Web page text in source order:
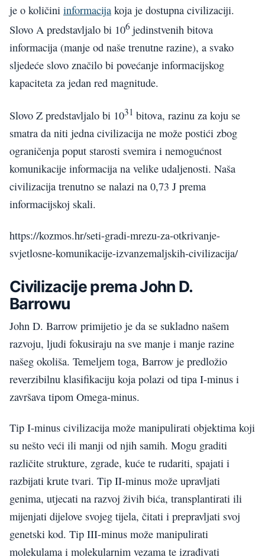
je o količini informacija koja je dostupna civilizaciji.
Slovo A predstavljalo bi 106 jedinstvenih bitova
informacija (manje od naše trenutne razine), a svako
sljedeće slovo značilo bi povećanje informacijskog
kapaciteta za jedan red magnitude.
Slovo Z predstavljalo bi 1031 bitova, razinu za koju se
smatra da niti jedna civilizacija ne može postići zbog
ograničenja poput starosti svemira i nemogućnost
komunikacije informacija na velike udaljenosti. Naša
civilizacija trenutno se nalazi na 0,73 J prema
informacijskoj skali.
https://kozmos.hr/seti-gradi-mrezu-za-otkrivanje-
svjetlosne-komunikacije-izvanzemaljskih-civilizacija/
Civilizacije prema John D.
Barrowu
John D. Barrow primijetio je da se sukladno našem
razvoju, ljudi fokusiraju na sve manje i manje razine
našeg okoliša. Temeljem toga, Barrow je predložio
reverzibilnu klasifikaciju koja polazi od tipa I-minus i
završava tipom Omega-minus.
Tip I-minus civilizacija može manipulirati objektima koji
su nešto veći ili manji od njih samih. Mogu graditi
različite strukture, zgrade, kuće te rudariti, spajati i
razbijati krute tvari. Tip II-minus može upravljati
genima, utjecati na razvoj živih bića, transplantirati ili
mijenjati dijelove svojeg tijela, čitati i prepravljati svoj
genetski kod. Tip III-minus može manipulirati
molekulama i molekularnim vezama te izrađivati